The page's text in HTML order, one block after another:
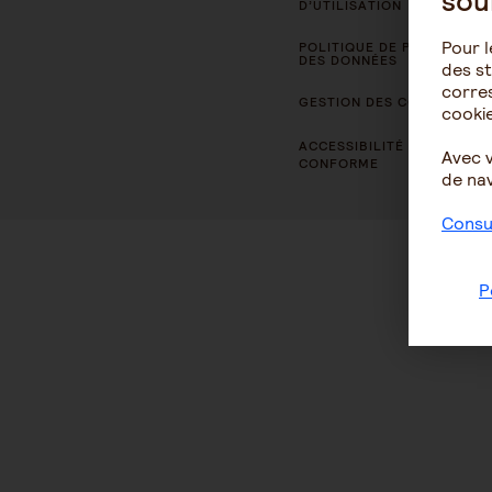
D’UTILISATION
POLITIQUE DE PROTECTION
DES DONNÉES
GESTION DES COOKIES
ACCESSIBILITÉ : NON
CONFORME
Pour
des
Avec
de